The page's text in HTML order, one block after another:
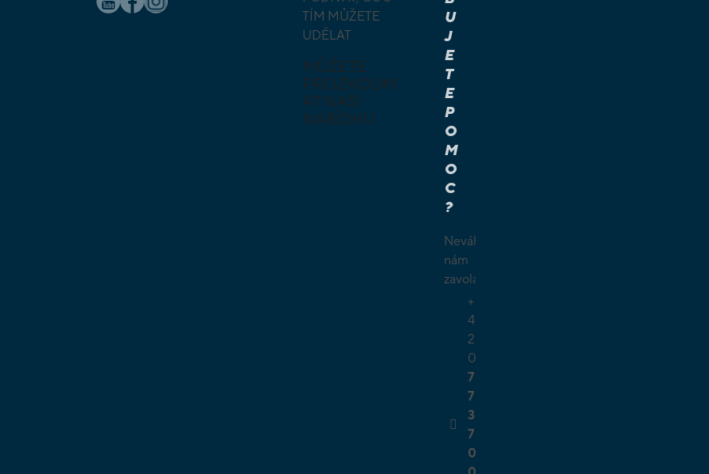
TÍM MŮŽETE
UDĚLAT
MŮŽETE
PROZKOUM
AT NAŠI
NABÍDKU
U
J
E
T
E
P
O
M
O
C
?
Neváhejte
nám
zavolat.
+
4
2
0
7
7
3
7
0